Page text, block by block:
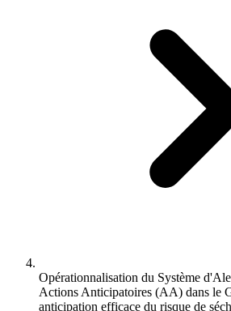
Opérationnalisation du Système
Actions Anticipatoires (AA) dans le
anticipation efficace du risque de